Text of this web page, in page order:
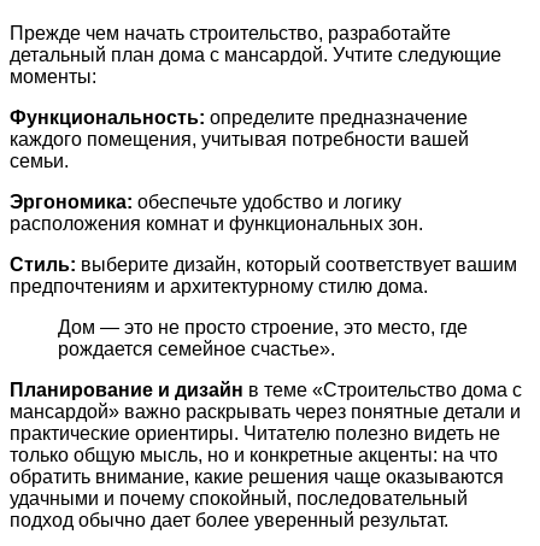
Прежде чем начать строительство, разработайте
детальный план дома с мансардой. Учтите следующие
моменты:
Функциональность: определите предназначение
каждого помещения, учитывая потребности вашей
семьи.
Эргономика: обеспечьте удобство и логику
расположения комнат и функциональных зон.
Стиль: выберите дизайн, который соответствует вашим
предпочтениям и архитектурному стилю дома.
Дом — это не просто строение, это место, где
рождается семейное счастье».
Планирование и дизайн в теме «Строительство дома с
мансардой» важно раскрывать через понятные детали и
практические ориентиры. Читателю полезно видеть не
только общую мысль, но и конкретные акценты: на что
обратить внимание, какие решения чаще оказываются
удачными и почему спокойный, последовательный
подход обычно дает более уверенный результат.